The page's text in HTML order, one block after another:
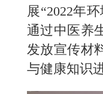
展“2022年
通过中医养
发放宣传材
与健康知识